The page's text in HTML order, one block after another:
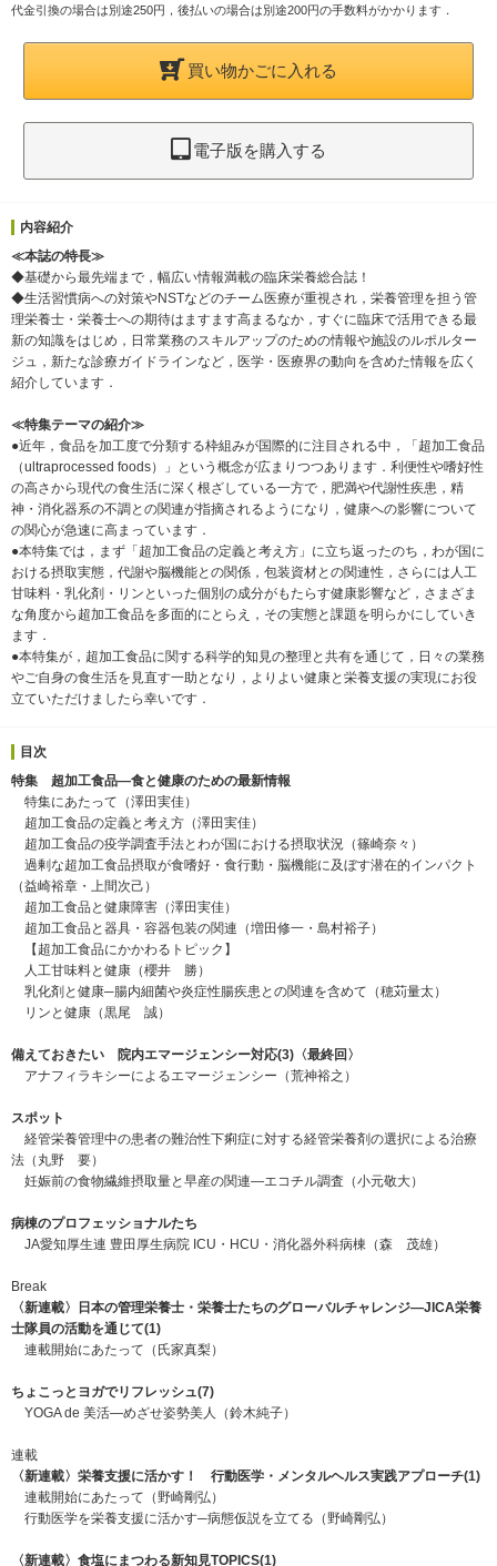
代金引換の場合は別途250円，後払いの場合は別途200円の手数料がかかります．
買い物かごに入れる
電子版を購入する
内容紹介
≪本誌の特長≫
◆基礎から最先端まで，幅広い情報満載の臨床栄養総合誌！
◆生活習慣病への対策やNSTなどのチーム医療が重視され，栄養管理を担う管
理栄養士・栄養士への期待はますます高まるなか，すぐに臨床で活用できる最
新の知識をはじめ，日常業務のスキルアップのための情報や施設のルポルター
ジュ，新たな診療ガイドラインなど，医学・医療界の動向を含めた情報を広く
紹介しています．
≪特集テーマの紹介≫
●近年，食品を加工度で分類する枠組みが国際的に注目される中，「超加工食品
（ultraprocessed foods）」という概念が広まりつつあります．利便性や嗜好性
の高さから現代の食生活に深く根ざしている一方で，肥満や代謝性疾患，精
神・消化器系の不調との関連が指摘されるようになり，健康への影響について
の関心が急速に高まっています．
●本特集では，まず「超加工食品の定義と考え方」に立ち返ったのち，わが国に
おける摂取実態，代謝や脳機能との関係，包装資材との関連性，さらには人工
甘味料・乳化剤・リンといった個別の成分がもたらす健康影響など，さまざま
な角度から超加工食品を多面的にとらえ，その実態と課題を明らかにしていき
ます．
●本特集が，超加工食品に関する科学的知見の整理と共有を通じて，日々の業務
やご自身の食生活を見直す一助となり，よりよい健康と栄養支援の実現にお役
立ていただけましたら幸いです．
目次
特集 超加工食品―食と健康のための最新情報
特集にあたって（澤田実佳）
超加工食品の定義と考え方（澤田実佳）
超加工食品の疫学調査手法とわが国における摂取状況（篠崎奈々）
過剰な超加工食品摂取が食嗜好・食行動・脳機能に及ぼす潜在的インパクト
（益崎裕章・上間次己）
超加工食品と健康障害（澤田実佳）
超加工食品と器具・容器包装の関連（増田修一・島村裕子）
【超加工食品にかかわるトピック】
人工甘味料と健康（櫻井 勝）
乳化剤と健康─腸内細菌や炎症性腸疾患との関連を含めて（穂苅量太）
リンと健康（黒尾 誠）
備えておきたい 院内エマージェンシー対応(3)〈最終回〉
アナフィラキシーによるエマージェンシー（荒神裕之）
スポット
経管栄養管理中の患者の難治性下痢症に対する経管栄養剤の選択による治療
法（丸野 要）
妊娠前の食物繊維摂取量と早産の関連―エコチル調査（小元敬大）
病棟のプロフェッショナルたち
JA愛知厚生連 豊田厚生病院 ICU・HCU・消化器外科病棟（森 茂雄）
Break
〈新連載〉日本の管理栄養士・栄養士たちのグローバルチャレンジ―JICA栄養
士隊員の活動を通じて(1)
連載開始にあたって（氏家真梨）
ちょこっとヨガでリフレッシュ(7)
YOGA de 美活―めざせ姿勢美人（鈴木純子）
連載
〈新連載〉栄養支援に活かす！ 行動医学・メンタルヘルス実践アプローチ(1)
連載開始にあたって（野崎剛弘）
行動医学を栄養支援に活かす─病態仮説を立てる（野崎剛弘）
〈新連載〉食塩にまつわる新知見TOPICS(1)